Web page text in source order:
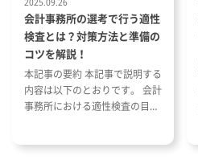
会計事務所の選考で行う適性
検査とは？対策方法と準備の
コツを解説！
本記事の要約 本記事で説明する
内容は以下のとおりです。 会計
事務所における適性検査の目的